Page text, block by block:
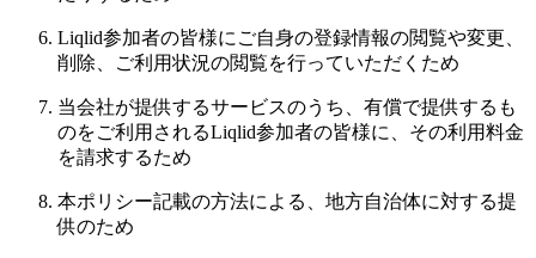
Liqlid参加者の皆様にご自身の登録情報の閲覧や変更、
削除、ご利用状況の閲覧を行っていただくため
当会社が提供するサービスのうち、有償で提供するも
のをご利用されるLiqlid参加者の皆様に、その利用料金
を請求するため
本ポリシー記載の方法による、地方自治体に対する提
供のため